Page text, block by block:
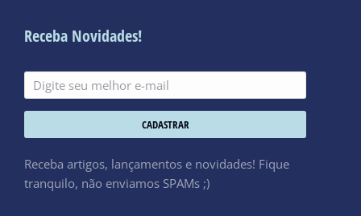
Receba Novidades!
CADASTRAR
Receba artigos, lançamentos e novidades! Fique
tranquilo, não enviamos SPAMs ;)